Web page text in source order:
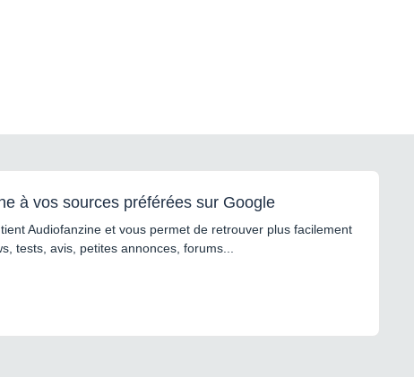
à vos sources préférées sur Google
Audiofanzine et vous permet de retrouver plus facilement
tests, avis, petites annonces, forums...